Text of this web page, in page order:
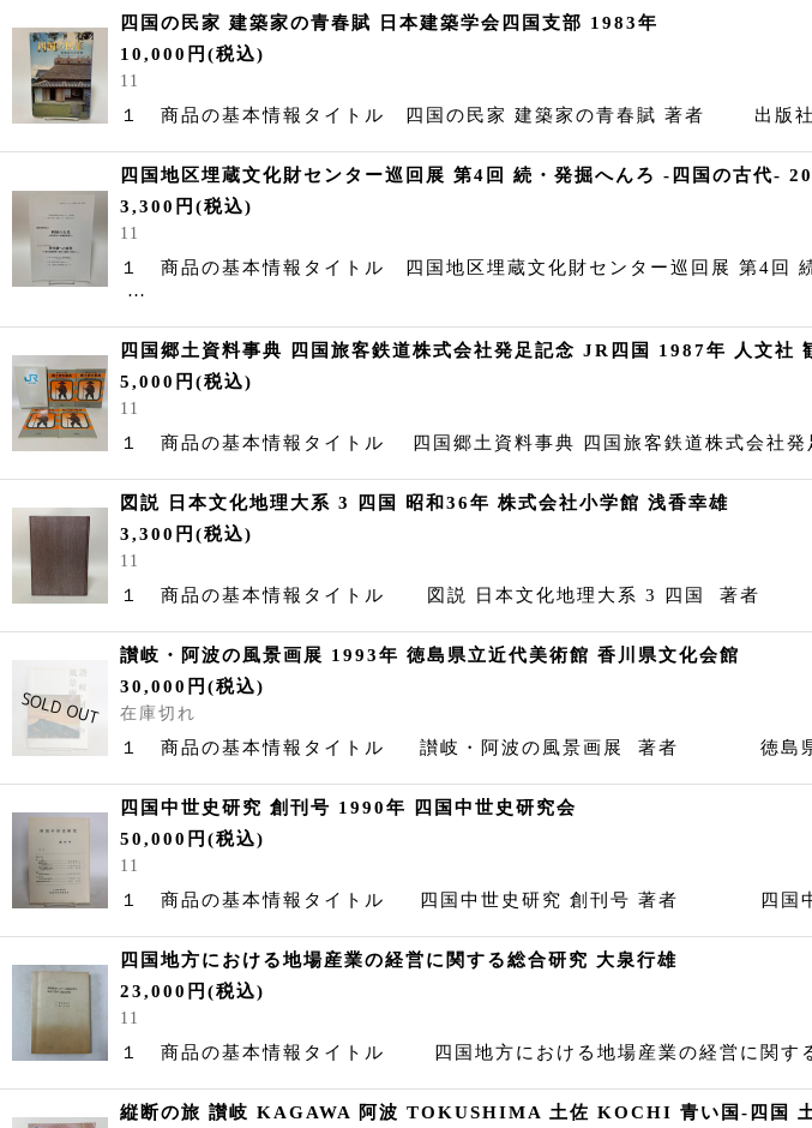
四国の民家 建築家の青春賦 日本建築学会四国支部 1983年
10,000 円 (税込)
11
１ 商品の基本情報タイトル 四国の民家 建築家の青春賦 著者 出
四国地区埋蔵文化財センター巡回展 第4回 続・発掘へんろ -四国の古代-
3,300 円 (税込)
11
１ 商品の基本情報タイトル 四国地区埋蔵文化財センター巡回展 第4回
…
四国郷土資料事典 四国旅客鉄道株式会社発足記念 JR四国 1987年 人文社
5,000 円 (税込)
11
１ 商品の基本情報タイトル 四国郷土資料事典 四国旅客鉄道株式会
図説 日本文化地理大系 3 四国 昭和36年 株式会社小学館 浅香幸雄
3,300 円 (税込)
11
１ 商品の基本情報タイトル 図説 日本文化地理大系 3 四国 著
讃岐・阿波の風景画展 1993年 徳島県立近代美術館 香川県文化会館
30,000 円 (税込)
在庫切れ
１ 商品の基本情報タイトル 讃岐・阿波の風景画展 著者 徳島県
四国中世史研究 創刊号 1990年 四国中世史研究会
50,000 円 (税込)
11
１ 商品の基本情報タイトル 四国中世史研究 創刊号 著者 四国中
四国地方における地場産業の経営に関する総合研究 大泉行雄
23,000 円 (税込)
11
１ 商品の基本情報タイトル 四国地方における地場産業の経営に
縦断の旅 讃岐 KAGAWA 阿波 TOKUSHIMA 土佐 KOCHI 青い国-四国